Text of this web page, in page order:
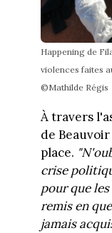
Happening de
violences faites
©Mathilde Régis
À travers
de
place.
crise
pour que
remis en
jamais